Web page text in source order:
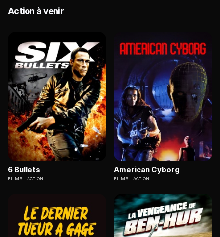
Action à venir
6 Bullets
FILMS ACTION
American Cyborg
FILMS ACTION